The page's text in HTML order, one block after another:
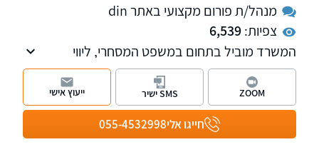
מנהל/ת פורום מקצועי באתר din
צפיות:6,539
המשרד מוביל בתחום במשפט המסחרי, ליווי
חברות ועסקים, עמותות ולקוחות פרטיים, כולל
ליטיגציה מסחרית, מכרזים, חוזים, קניין רוחני
ומשפט אזרחי.
אנו מקפידים על שקיפות, נאמנות ומקצועיות.
למשרד שלוחות בצפון ובמרכז הארץ. ניתן לקיים
חייגו אלי055-4532998
ZOOM SMS ישיר ייעוץ אישי